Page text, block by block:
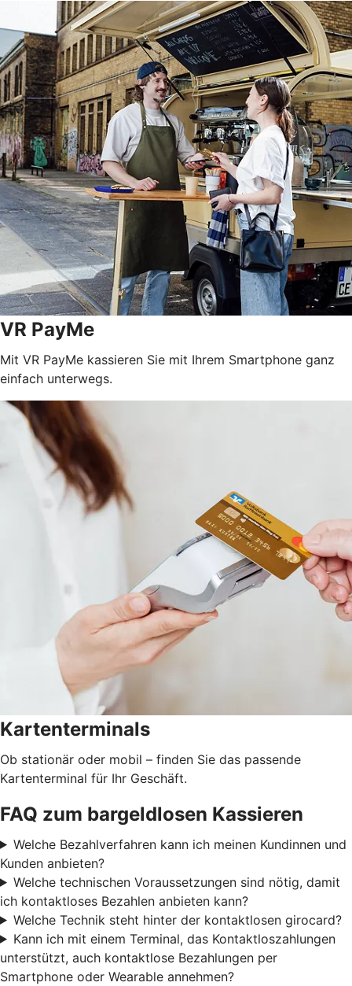
VR PayMe
Mit VR PayMe kassieren Sie mit Ihrem Smartphone ganz
einfach unterwegs.
Kartenterminals
Ob stationär oder mobil – finden Sie das passende
Kartenterminal für Ihr Geschäft.
FAQ zum bargeldlosen Kassieren
Welche Bezahlverfahren kann ich meinen Kundinnen und
Kunden anbieten?
Welche technischen Voraussetzungen sind nötig, damit
ich kontaktloses Bezahlen anbieten kann?
Welche Technik steht hinter der kontaktlosen girocard?
Kann ich mit einem Terminal, das Kontaktloszahlungen
unterstützt, auch kontaktlose Bezahlungen per
Smartphone oder Wearable annehmen?